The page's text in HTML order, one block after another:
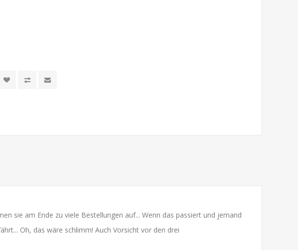
sie am Ende zu viele Bestellungen auf... Wenn das passiert und jemand
Oh, das wäre schlimm! Auch Vorsicht vor den drei